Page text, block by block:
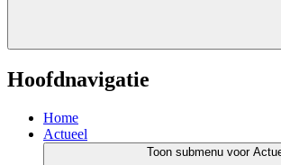
Hoofdnavigatie
Home
Actueel
Toon submenu voor